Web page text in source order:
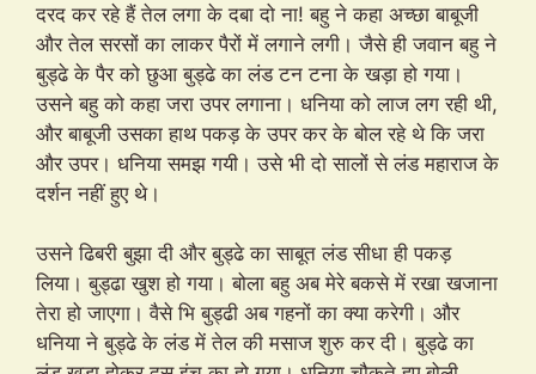
दरद कर रहे हैं तेल लगा के दबा दो ना! बहु ने कहा अच्छा बाबूजी
और तेल सरसों का लाकर पैरों में लगाने लगी। जैसे ही जवान बहु ने
बुड्ढे के पैर को छुआ बुड्ढे का लंड टन टना के खड़ा हो गया।
उसने बहु को कहा जरा उपर लगाना। धनिया को लाज लग रही थी,
और बाबूजी उसका हाथ पकड़ के उपर कर के बोल रहे थे कि जरा
और उपर। धनिया समझ गयी। उसे भी दो सालों से लंड महाराज के
दर्शन नहीं हुए थे।
उसने ढिबरी बुझा दी और बुड्ढे का साबूत लंड सीधा ही पकड़
लिया। बुड्ढा खुश हो गया। बोला बहु अब मेरे बकसे में रखा खजाना
तेरा हो जाएगा। वैसे भि बुड्ढी अब गहनों का क्या करेगी। और
धनिया ने बुड्ढे के लंड में तेल की मसाज शुरु कर दी। बुड्ढे का